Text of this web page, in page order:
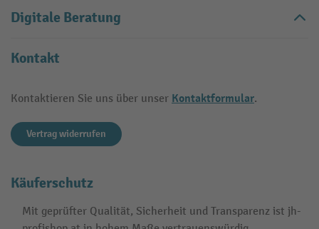
Digitale Beratung
Kontakt
Kontaktieren Sie uns über unser Kontaktformular.
Vertrag widerrufen
Käuferschutz
Mit geprüfter Qualität, Sicherheit und Transparenz ist jh-